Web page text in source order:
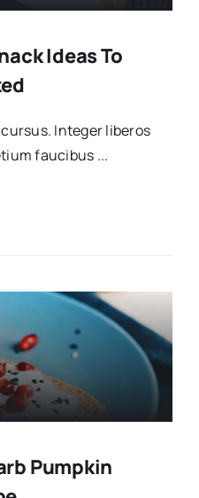
Ideas To
Integer liberos
faucibus ...
Pumpkin